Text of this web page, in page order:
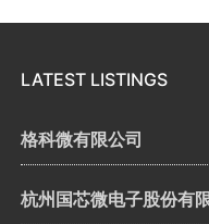
LATEST LISTINGS
格科微有限公司
杭州国芯微电子股份有